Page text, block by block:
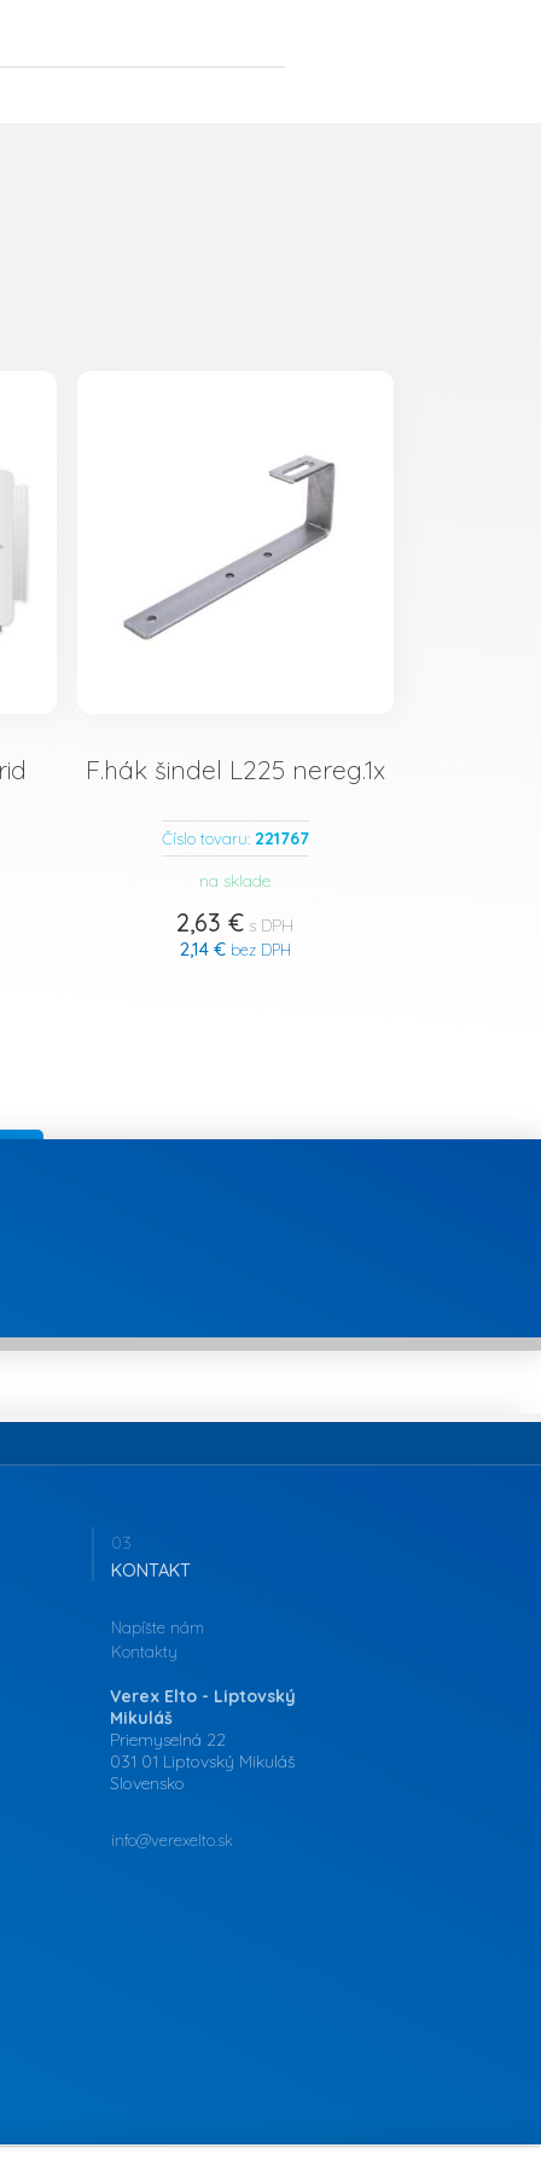
F.hák šindel L225 nereg.1x
Číslo tovaru: 221767
na sklade
2,63 € s DPH
2,14 €bez DPH
03
KONTAKT
Napíšte nám
Kontakty
Verex Elto - Liptovský
Mikuláš
Priemyselná 22
031 01 Liptovský Mikuláš
Slovensko
info@verexelto.sk